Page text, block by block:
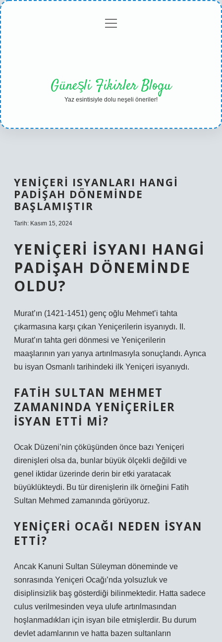
Gizlilikmenüyü
Güneşli Fikirler Blogu
Yaz esintisiyle dolu neşeli öneriler!
YENIÇERI ISYANLARI HANGI
PADIŞAH DÖNEMINDE
BAŞLAMIŞTIR
Tarih: Kasım 15, 2024
YENIÇERI ISYANI HANGI
PADIŞAH DÖNEMINDE
OLDU?
Murat’ın (1421-1451) genç oğlu Mehmet’i tahta
çıkarmasına karşı çıkan Yeniçerilerin isyanıydı. II.
Murat’ın tahta geri dönmesi ve Yeniçerilerin
maaşlarının yarı yarıya artırılmasıyla sonuçlandı. Ayrıca
bu isyan Osmanlı tarihindeki ilk Yeniçeri isyanıydı.
FATIH SULTAN MEHMET
ZAMANINDA YENIÇERILER
ISYAN ETTI MI?
Ocak Düzeni’nin çöküşünden önce bazı Yeniçeri
direnişleri olsa da, bunlar büyük ölçekli değildi ve
genel iktidar üzerinde derin bir etki yaratacak
büyüklükteydi. Bu tür direnişlerin ilk örneğini Fatih
Sultan Mehmed zamanında görüyoruz.
YENIÇERI OCAĞI NEDEN ISYAN
ETTI?
Ancak Kanuni Sultan Süleyman döneminde ve
sonrasında Yeniçeri Ocağı’nda yolsuzluk ve
disiplinsizlik baş gösterdiği bilinmektedir. Hatta sadece
culus verilmesinden veya ulufe artırılmasından
hoşlanmadıkları için isyan bile etmişlerdir. Bu durum
devlet adamlarının ve hatta bazen sultanların